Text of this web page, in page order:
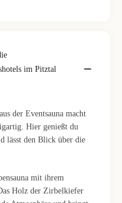
im Pitztal
der Eventsauna macht
Hier genießt du
lässt den Blick über die
mit ihrem
Holz der Zirbelkiefer